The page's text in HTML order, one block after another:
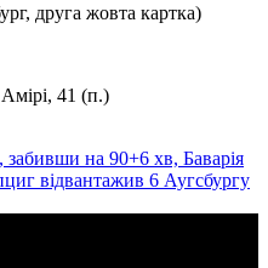
друга жовта картка)
41 (п.)
забивши на 90+6 хв, Баварія
відвантажив 6 Аугсбургу